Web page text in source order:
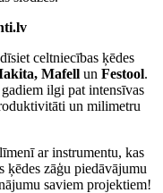
celtniecības ķēdes
Mafell un Festool.
ilgi pat intensīvas
un milimetru
ar instrumentu, kas
ķēdes zāģu piedāvājumu
saviem projektiem!